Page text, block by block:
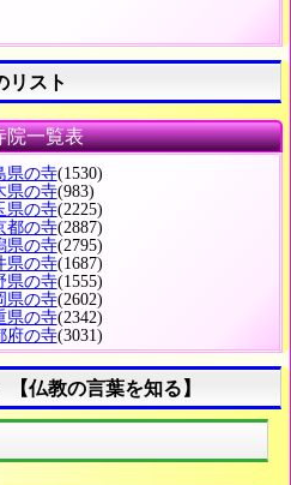
リスト
院一覧表
県の寺(1530)
県の寺(983)
県の寺(2225)
都の寺(2887)
県の寺(2795)
県の寺(1687)
県の寺(1555)
県の寺(2602)
県の寺(2342)
府の寺(3031)
【仏教の言葉を知る】